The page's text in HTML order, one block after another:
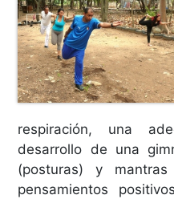
respiración, una
desarrollo de una
(posturas) y
pensamientos